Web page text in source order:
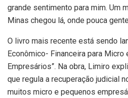
grande sentimento para mim. Um
Minas chegou lá, onde pouca
O livro mais recente está sendo
Econômico- Financeira para Micro
Empresários”. Na obra, Limiro
que regula a recuperação judicial
muitos micro e pequenos